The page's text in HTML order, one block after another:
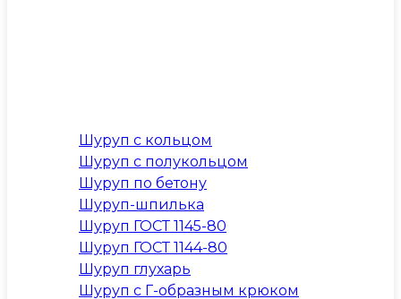
Шуруп с кольцом
Шуруп с полукольцом
Шуруп по бетону
Шуруп-шпилька
Шуруп ГОСТ 1145-80
Шуруп ГОСТ 1144-80
Шуруп глухарь
Шуруп с Г-образным крюком